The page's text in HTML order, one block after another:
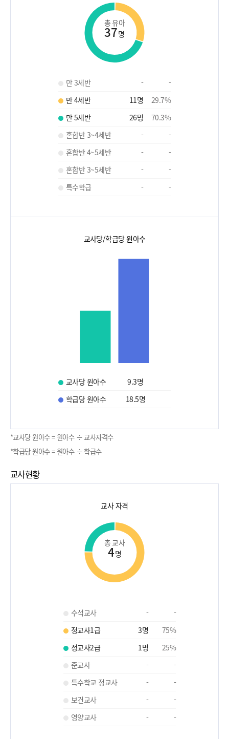
총 유아
37명
만 3세반 -
-
만 4세반
11명 29.7%
만 5세반
26명 70.3%
혼합반 3~4세반
-
-
혼합반 4~5세반
-
-
혼합반 3~5세반
-
-
특수학급
- -
교사당/학급당 원아수
교사당 원아수 9.3명
학급당 원아수
18.5명
*교사당 원아수 = 원아수 ÷ 교사자격수
*학급당 원아수 = 원아수 ÷ 학급수
교사현황
교사 자격
총 교사
4명
수석교사 -
-
정교사1급
3명 75%
정교사2급
1명 25%
준교사
-
-
특수학교 정교사
-
-
보건교사
-
-
영양교사
- -